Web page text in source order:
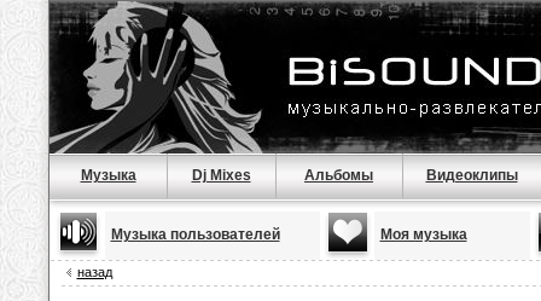
Музыка Dj Mixes Альбомы Видеоклипы
Музыка пользователей Моя музыка
назад